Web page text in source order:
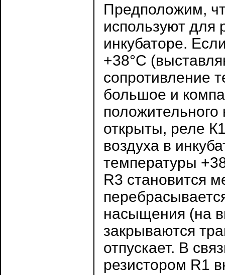
Предположим,
используют для
инкубаторе.
+38°С
сопротивление
большое и
открыты, реле
воздуха в
температуры
R3 становится
насыщения (на
закрываются
отпускает. В
резистором R1